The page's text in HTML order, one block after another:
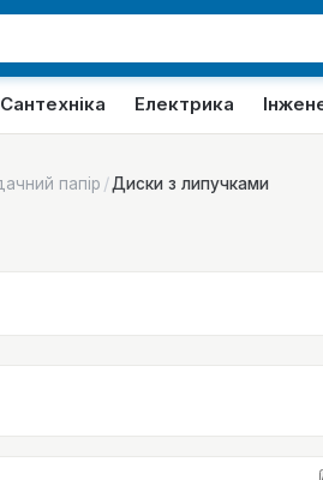
Сантехніка Електрика
папір /Диски з липучками